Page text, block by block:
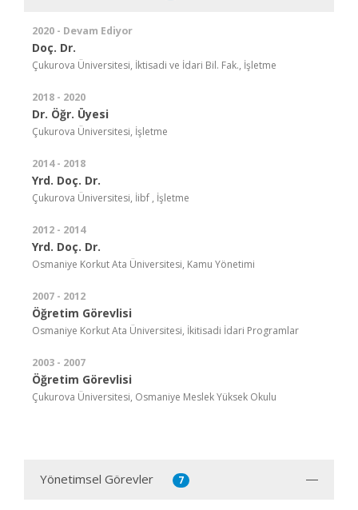
2020 - Devam Ediyor
Doç. Dr.
Çukurova Üniversitesi, İktisadi ve İdari Bil. Fak., İşletme
2018 - 2020
Dr. Öğr. Üyesi
Çukurova Üniversitesi, İşletme
2014 - 2018
Yrd. Doç. Dr.
Çukurova Üniversitesi, İibf , İşletme
2012 - 2014
Yrd. Doç. Dr.
Osmaniye Korkut Ata Üniversitesi, Kamu Yönetimi
2007 - 2012
Öğretim Görevlisi
Osmaniye Korkut Ata Üniversitesi, İkitisadi İdari Programlar
2003 - 2007
Öğretim Görevlisi
Çukurova Üniversitesi, Osmaniye Meslek Yüksek Okulu
Yönetimsel Görevler 7